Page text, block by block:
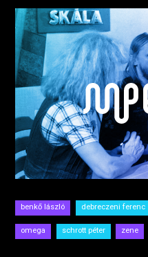
benkő lászló debreczeni ferenc
omega schrott péter zene